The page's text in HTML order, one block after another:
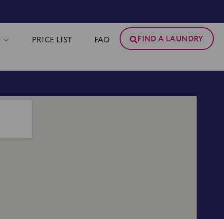
PRICE LIST FAQ FIND A LAUNDRY